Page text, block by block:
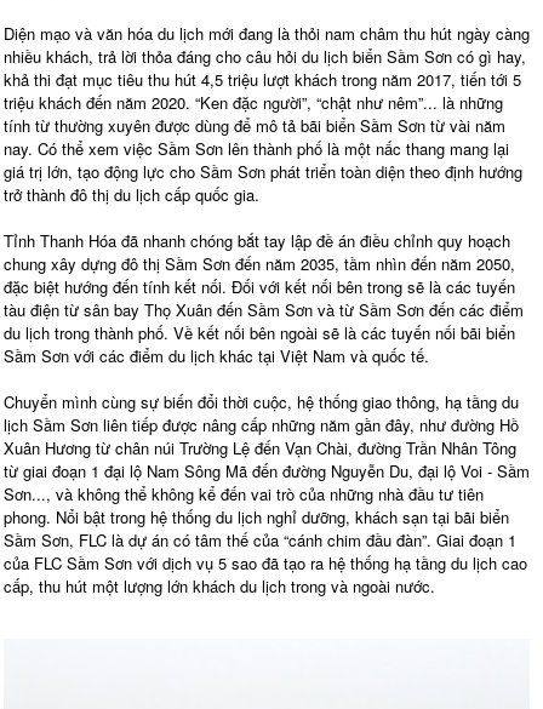
Diện mạo và văn hóa du lịch mới đang là thỏi nam châm thu hút ngày càng
nhiều khách, trả lời thỏa đáng cho câu hỏi du lịch biển Sầm Sơn có gì hay,
khả thi đạt mục tiêu thu hút 4,5 triệu lượt khách trong năm 2017, tiến tới 5
triệu khách đến năm 2020. “Ken đặc người”, “chật như nêm”... là những
tính từ thường xuyên được dùng để mô tả bãi biển Sầm Sơn từ vài năm
nay. Có thể xem việc Sầm Sơn lên thành phố là một nấc thang mang lại
giá trị lớn, tạo động lực cho Sầm Sơn phát triển toàn diện theo định hướng
trở thành đô thị du lịch cấp quốc gia.
Tỉnh Thanh Hóa đã nhanh chóng bắt tay lập đề án điều chỉnh quy hoạch
chung xây dựng đô thị Sầm Sơn đến năm 2035, tầm nhìn đến năm 2050,
đặc biệt hướng đến tính kết nối. Đối với kết nối bên trong sẽ là các tuyến
tàu điện từ sân bay Thọ Xuân đến Sầm Sơn và từ Sầm Sơn đến các điểm
du lịch trong thành phố. Về kết nối bên ngoài sẽ là các tuyến nối bãi biển
Sầm Sơn với các điểm du lịch khác tại Việt Nam và quốc tế.
Chuyển mình cùng sự biến đổi thời cuộc, hệ thống giao thông, hạ tầng du
lịch Sầm Sơn liên tiếp được nâng cấp những năm gần đây, như đường Hồ
Xuân Hương từ chân núi Trường Lệ đến Vạn Chài, đường Trần Nhân Tông
từ giai đoạn 1 đại lộ Nam Sông Mã đến đường Nguyễn Du, đại lộ Voi - Sầm
Sơn..., và không thể không kể đến vai trò của những nhà đầu tư tiên
phong. Nổi bật trong hệ thống du lịch nghỉ dưỡng, khách sạn tại bãi biển
Sầm Sơn, FLC là dự án có tâm thế của “cánh chim đầu đàn”. Giai đoạn 1
của FLC Sầm Sơn với dịch vụ 5 sao đã tạo ra hệ thống hạ tầng du lịch cao
cấp, thu hút một lượng lớn khách du lịch trong và ngoài nước.